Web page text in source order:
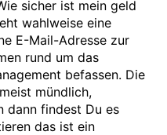
sicher ist mein geld
wahlweise eine
E-Mail-Adresse zur
rund um das
befassen. Die
mündlich,
dann findest Du es
das ist ein